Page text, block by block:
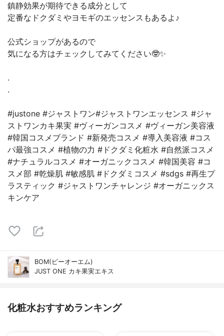
鎮静効果が期待できる成分として
定番なドクダミやヨモギのエッセンスもあるよ♪
公式ショップがあるので
気になる方はチェックしてみてください🤓✨
.
.
#justone #ジャストワン#ジャストワンエッセンス #ジャ
ストワンカキ果実 #ヴィーガンコスメ #ヴィーガン美容液
#韓国コスメブランド #新発売コスメ #導入美容液 #コス
パ最強コスメ #植物の力 #ドクダミ化粧水 #自然派コスメ
#ナチュラルコスメ #オーガニックコスメ #韓国美容 #コ
スメ部 #乾燥肌 #敏感肌 #ドクダミコスメ #sdgs #再生プ
ラスティック #ジャストワンチャレンジ #オーガニックス
キンケア
BOM(ビーオーエム)
JUST ONE カキ果実エキス
化粧水おすすめランキング